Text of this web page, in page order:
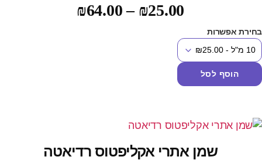
₪25.00
–
₪64.00
אפשרות
הוסף לסל
שמן אתרי אקליפטוס רדיאטה